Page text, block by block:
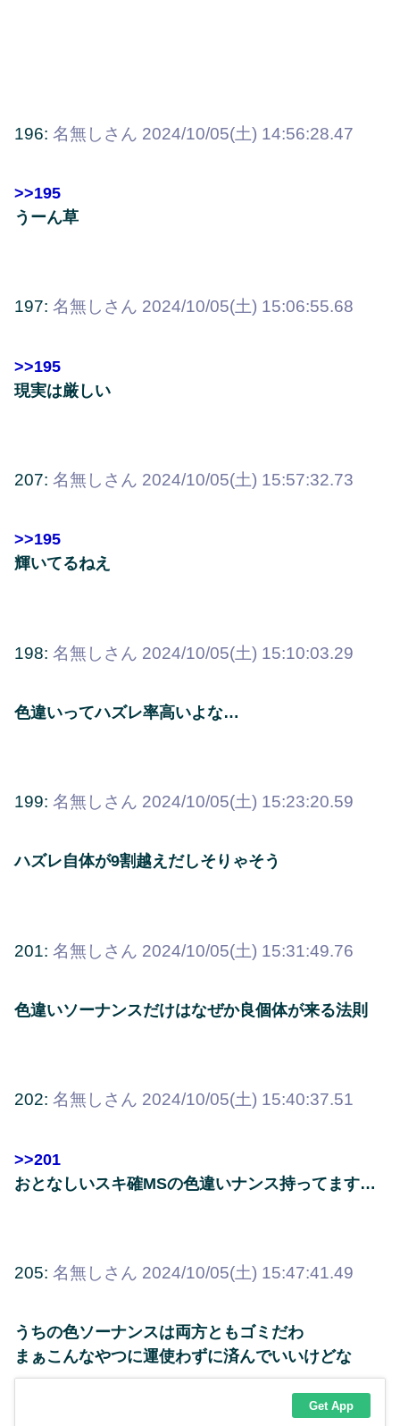
196: 名無しさん 2024/10/05(土) 14:56:28.47
>>195
うーん草
197: 名無しさん 2024/10/05(土) 15:06:55.68
>>195
現実は厳しい
207: 名無しさん 2024/10/05(土) 15:57:32.73
>>195
輝いてるねえ
198: 名無しさん 2024/10/05(土) 15:10:03.29
色違いってハズレ率高いよな…
199: 名無しさん 2024/10/05(土) 15:23:20.59
ハズレ自体が9割越えだしそりゃそう
201: 名無しさん 2024/10/05(土) 15:31:49.76
色違いソーナンスだけはなぜか良個体が来る法則
202: 名無しさん 2024/10/05(土) 15:40:37.51
>>201
おとなしいスキ確MSの色違いナンス持ってます…
205: 名無しさん 2024/10/05(土) 15:47:41.49
うちの色ソーナンスは両方ともゴミだわ
まぁこんなやつに運使わずに済んでいいけどな